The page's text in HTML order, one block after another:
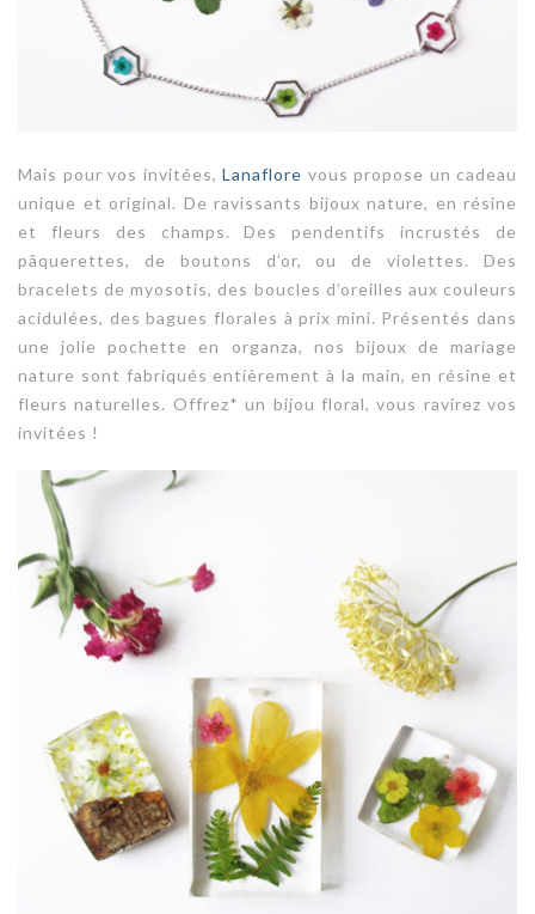
Mais pour vos invitées, Lanaflore vous propose un cadeau
unique et original. De ravissants bijoux nature, en résine
et fleurs des champs. Des pendentifs incrustés de
pâquerettes, de boutons d’or, ou de violettes. Des
bracelets de myosotis, des boucles d’oreilles aux couleurs
acidulées, des bagues florales à prix mini. Présentés dans
une jolie pochette en organza, nos bijoux de mariage
nature sont fabriqués entièrement à la main, en résine et
fleurs naturelles. Offrez* un bijou floral, vous ravirez vos
invitées !